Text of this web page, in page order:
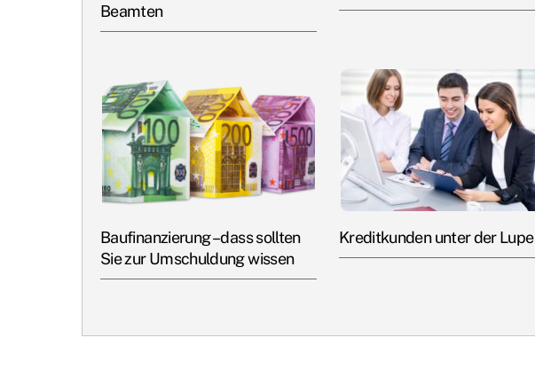
Beamten
Baufinanzierung – dass sollten
Sie zur Umschuldung wissen
Kreditkunden unter der Lupe